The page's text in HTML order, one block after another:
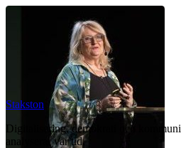
Stakston
Digitalisering, demokrati och
analyserar vår tid.